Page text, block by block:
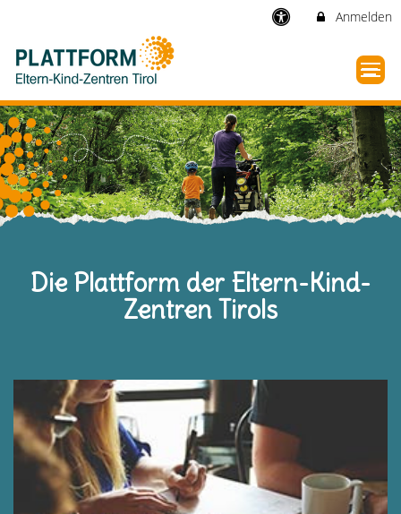
Anmelden
Die Plattform der Eltern-Kind-
Zentren Tirols